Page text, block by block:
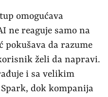
omogućava
ne reaguje samo na
pokušava da razume
želi da napravi.
i sa velikim
dok kompanija